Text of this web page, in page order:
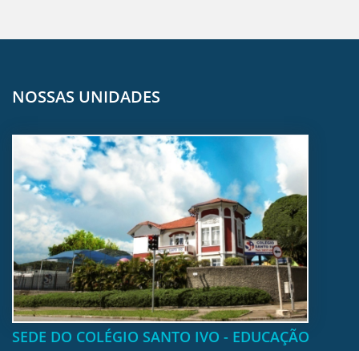
NOSSAS UNIDADES
SEDE DO COLÉGIO SANTO IVO - EDUCAÇÃO